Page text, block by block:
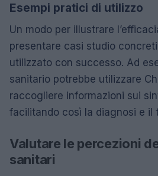
Esempi pratici di utilizzo
Un modo per illustrare
presentare casi studio
utilizzato con successo. Ad
sanitario potrebbe utilizzare
raccogliere informazioni sui
facilitando così la diagnosi e il
Valutare le percezioni
sanitari